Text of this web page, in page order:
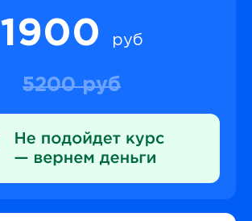
1900 руб
5200 руб